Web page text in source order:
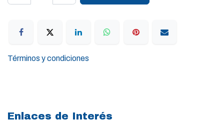
Términos y condiciones
Enlaces de Interés